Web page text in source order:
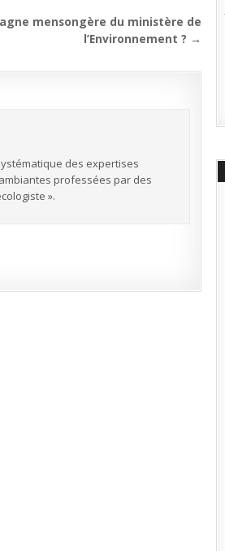
mensongère du ministère de
l’Environnement ? →
des expertises
professées par des
».